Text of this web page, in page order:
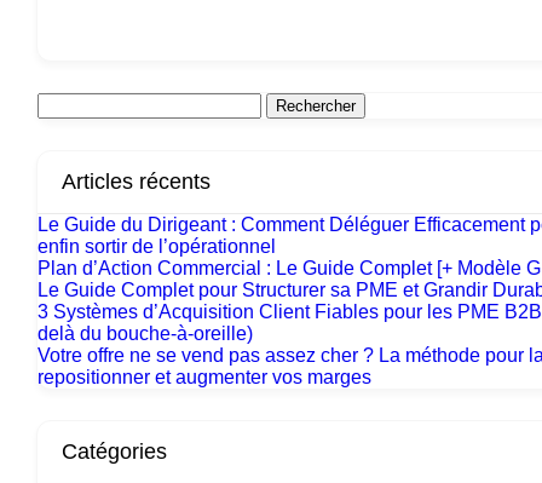
Articles récents
Le Guide du Dirigeant : Comment Déléguer Efficacement
enfin sortir de l’opérationnel
Plan d’Action Commercial : Le Guide Complet [+ Modèle
Le Guide Complet pour Structurer sa PME et Grandir
3 Systèmes d’Acquisition Client Fiables pour les PME
delà du bouche-à-oreille)
Votre offre ne se vend pas assez cher ? La méthode pour
repositionner et augmenter vos marges
Catégories